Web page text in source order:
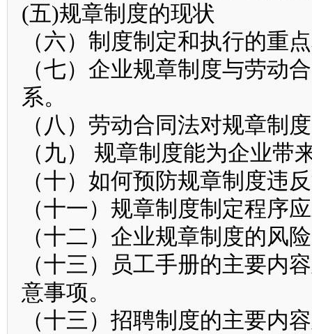
(五)规章制度的现状
（六）制度制定和执行的重
（七）企业规章制度与劳动
系。
（八）劳动合同法对规章制
（九） 规章制度能为企业带
（十）如何预防规章制度违
（十一）规章制度制定程序
（十二）企业规章制度的风
（十三）员工手册的主要内
意事项。
（十三）招聘制度的主要内